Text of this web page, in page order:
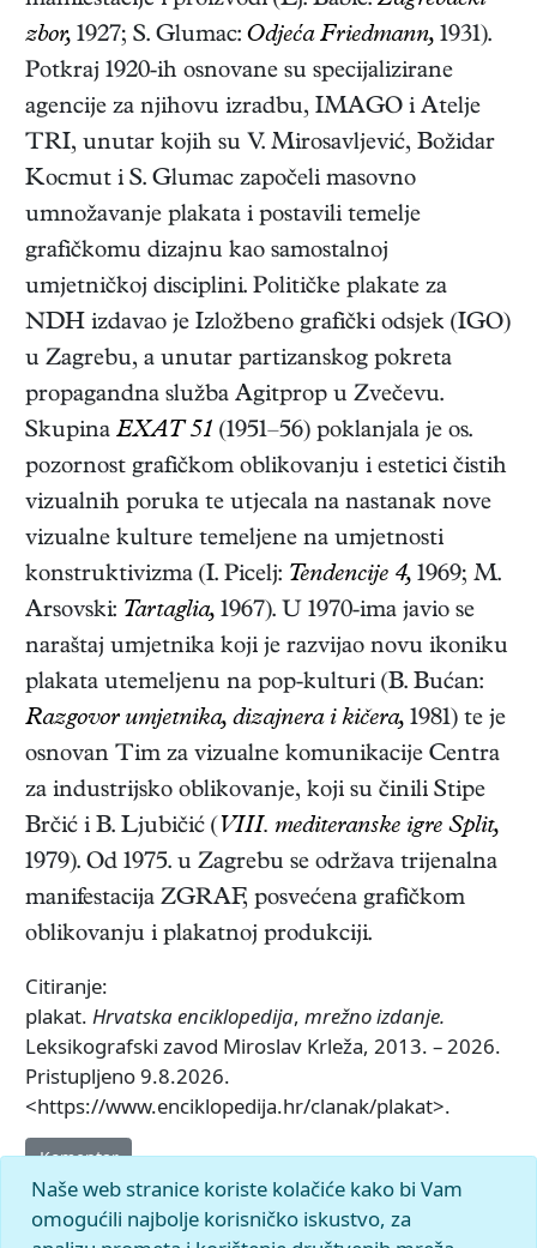
zbor, 1927; S. Glumac: Odjeća Friedmann, 1931).
Potkraj 1920-ih osnovane su specijalizirane
agencije za njihovu izradbu, IMAGO i Atelje
TRI, unutar kojih su V. Mirosavljević, Božidar
Kocmut i S. Glumac započeli masovno
umnožavanje plakata i postavili temelje
grafičkomu dizajnu kao samostalnoj
umjetničkoj disciplini. Političke plakate za
NDH izdavao je Izložbeno grafički odsjek (IGO)
u Zagrebu, a unutar partizanskog pokreta
propagandna služba Agitprop u Zvečevu.
Skupina EXAT 51 (1951–56) poklanjala je os.
pozornost grafičkom oblikovanju i estetici čistih
vizualnih poruka te utjecala na nastanak nove
vizualne kulture temeljene na umjetnosti
konstruktivizma (I. Picelj: Tendencije 4, 1969; M.
Arsovski: Tartaglia, 1967). U 1970-ima javio se
naraštaj umjetnika koji je razvijao novu ikoniku
plakata utemeljenu na pop-kulturi (B. Bućan:
Razgovor umjetnika, dizajnera i kičera, 1981) te je
osnovan Tim za vizualne komunikacije Centra
za industrijsko oblikovanje, koji su činili Stipe
Brčić i B. Ljubičić ( VIII. mediteranske igre Split,
1979). Od 1975. u Zagrebu se održava trijenalna
manifestacija ZGRAF, posvećena grafičkom
oblikovanju i plakatnoj produkciji.
Citiranje:
plakat. Hrvatska enciklopedija, mrežno izdanje.
Leksikografski zavod Miroslav Krleža, 2013. – 2026.
Pristupljeno 9.8.2026.
<https://www.enciklopedija.hr/clanak/plakat>.
Komentar
Naše web stranice koriste kolačiće kako bi Vam
omogućili najbolje korisničko iskustvo, za